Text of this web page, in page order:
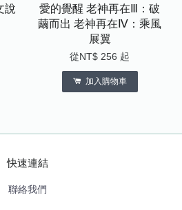
說
愛的覺醒 老神再在Ⅲ：破
繭而出 老神再在Ⅳ：乘風
展翼
從NT$ 256 起
加入購物車
快速連結
聯絡我們